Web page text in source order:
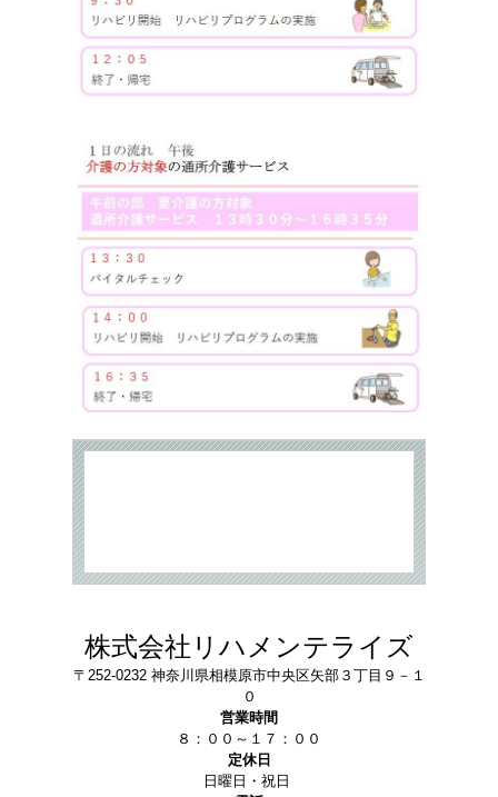
株式会社リハメンテライズ
〒252-0232 神奈川県相模原市中央区矢部３丁目９－１
０
営業時間
８：００～１７：００
定休日
日曜日・祝日